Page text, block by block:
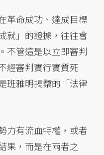
革命成功、達成目標
就」的證據，往往會
不管這是以立即審判
經審判實行實質死
班雅明揭櫫的「法律
力有流血特權，或者
果，而是在兩者之